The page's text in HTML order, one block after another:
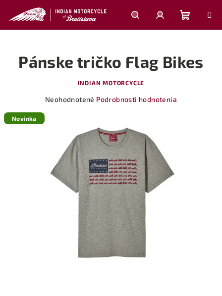
obsah
HľadaťPrihlásenie
košík
Pánske tričko Flag Bikes
INDIAN MOTORCYCLE
Priemerné
produktu
hviezdičiek.
Neohodnotené Podrobnosti hodnotenia
Novinka